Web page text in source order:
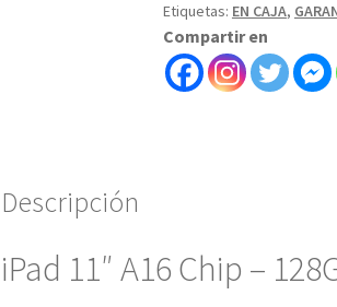
Etiquetas: EN CAJA,
Compartir en
Descripción
iPad 11″ A16 Chip –